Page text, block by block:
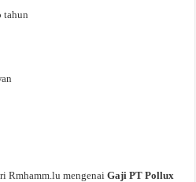
tahun
Rmhamm.lu mengenaiGaji PT Pollux